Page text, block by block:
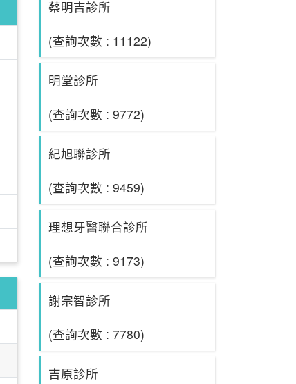
蔡明吉診所
(查詢次數 : 11122)
明堂診所
(查詢次數 : 9772)
紀旭聯診所
(查詢次數 : 9459)
理想牙醫聯合診所
(查詢次數 : 9173)
謝宗智診所
(查詢次數 : 7780)
吉原診所